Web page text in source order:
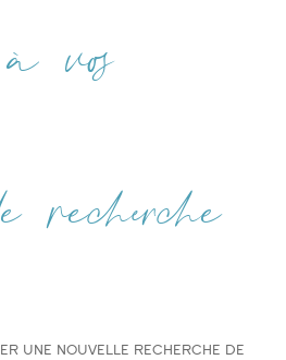
vos
recherche
une nouvelle recherche de